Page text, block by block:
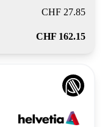
CHF 27.85
CHF 162.15